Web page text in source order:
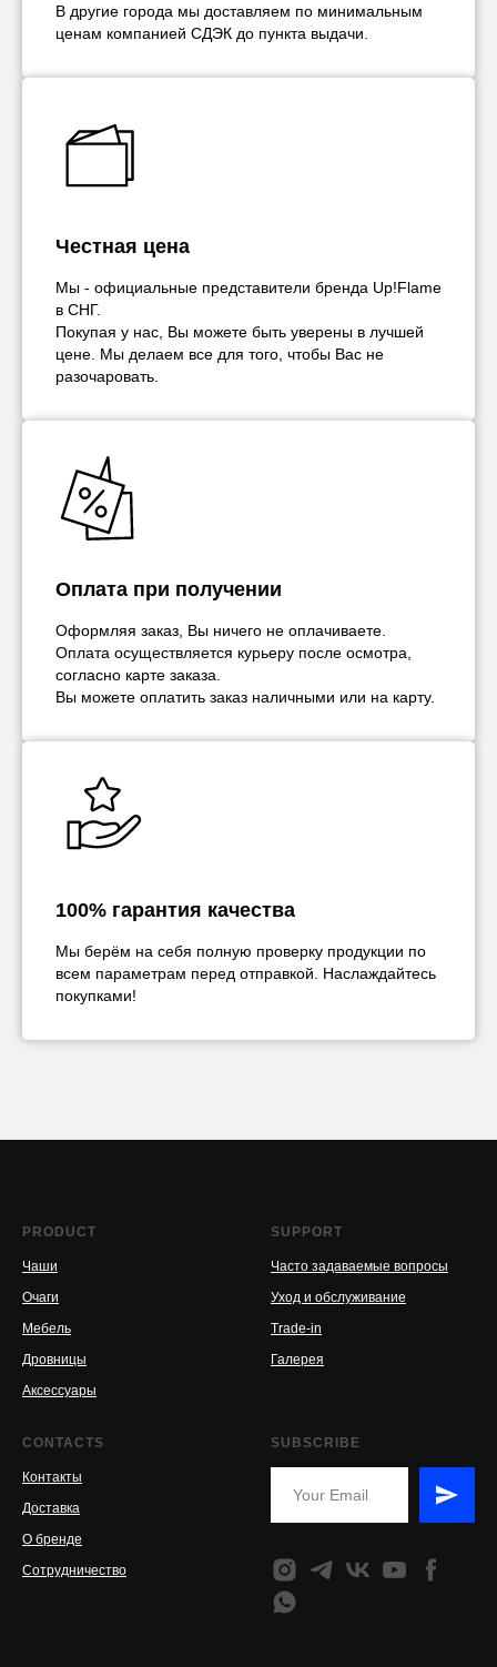
В другие города мы доставляем по минимальным
ценам компанией СДЭК до пункта выдачи.
Честная цена
Мы - официальные представители бренда Up!Flame
в СНГ.
Покупая у нас, Вы можете быть уверены в лучшей
цене. Мы делаем все для того, чтобы Вас не
разочаровать.
Оплата при получении
Оформляя заказ, Вы ничего не оплачиваете.
Оплата осуществляется курьеру после осмотра,
согласно карте заказа.
Вы можете оплатить заказ наличными или на карту.
100% гарантия качества
Мы берём на себя полную проверку продукции по
всем параметрам перед отправкой. Наслаждайтесь
покупками!
PRODUCT
Чаши
Очаги
Мебель
Дровницы
Аксессуары
SUPPORT
Часто задаваемые вопросы
Уход и обслуживание
Trade-in
Галерея
CONTACTS
Контакты
Доставка
О бренде
Сотрудничество
SUBSCRIBE